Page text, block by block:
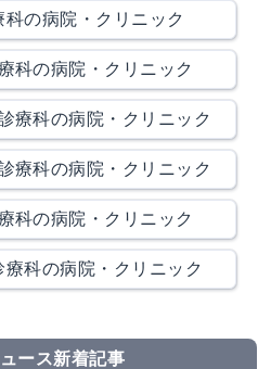
の病院・クリニック
科の病院・クリニック
療科の病院・クリニック
療科の病院・クリニック
科の病院・クリニック
科の病院・クリニック
ース新着記事